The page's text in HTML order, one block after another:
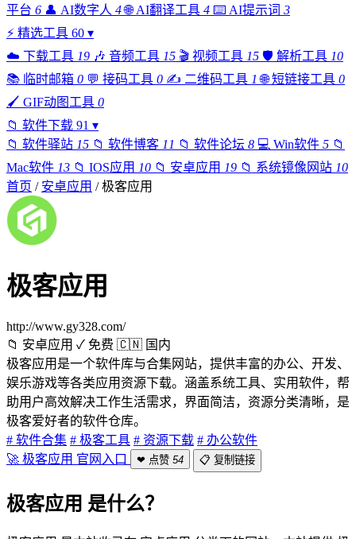
平台 6 👤 AI数字人 4 🌐 AI翻译工具 4 ⌨️ AI提示词 3
⚡ 精选工具 60 ▾
☁️ 下载工具 19 🎶 音频工具 15 🎬 视频工具 15 🛡️ 解析工具 10
📚 临时邮箱 0 💬 接码工具 0 ✍️ 二维码工具 1 🌐 短链接工具 0
🖌️ GIF动图工具 0
📁 软件下载 91 ▾
📁 软件驿站 15 📁 软件博客 11 📁 软件论坛 8 💻 Win软件 5 📁
Mac软件 13 📁 IOS应用 10 📁 安卓应用 19 📁 系统镜像网站 10
首页 / 安卓应用 / 极客应用
极客应用
http://www.gy328.com/
📁 安卓应用 ✓ 免费 🇨🇳 国内
极客应用是一个软件库与合集网站，提供丰富的办公、开发、
娱乐游戏等各类应用资源下载。涵盖系统工具、实用软件，帮
助用户高效解决工作生活需求，界面简洁，资源分类清晰，是
极客爱好者的软件仓库。
# 软件合集 # 极客工具 # 资源下载 # 办公软件
🚀 极客应用 官网入口
❤ 点赞 54 📋 复制链接
极客应用 是什么？